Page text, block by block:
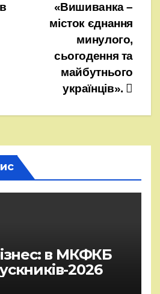
«Вишиванка –
місток єднання
минулого,
сьогодення та
майбутнього
українців».
в МКФКБ
2026